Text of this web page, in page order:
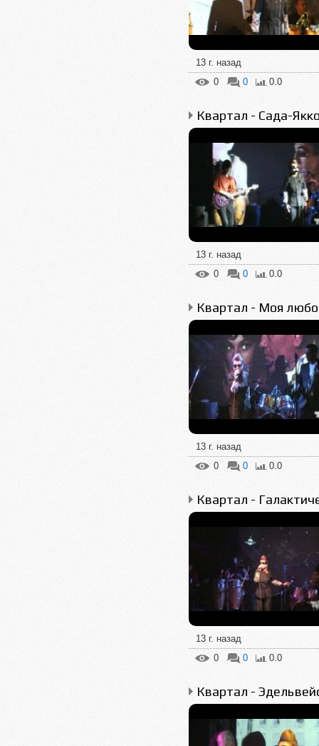
13 г. назад
0
0 0.0
Квартал - Сада-
13 г. назад
0
0 0.0
13 г. назад
0
0 0.0
13 г. назад
0
0 0.0
Квартал -